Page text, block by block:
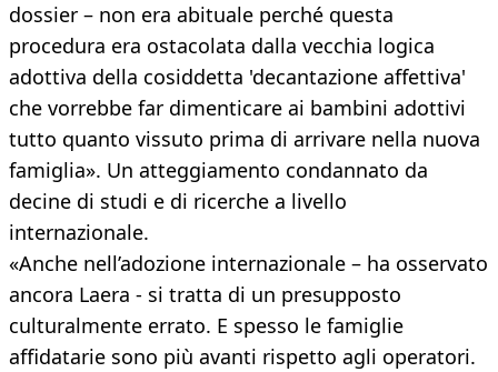
dossier – non era abituale perché questa
procedura era ostacolata dalla vecchia logica
adottiva della cosiddetta 'decantazione affettiva'
che vorrebbe far dimenticare ai bambini adottivi
tutto quanto vissuto prima di arrivare nella nuova
famiglia». Un atteggiamento condannato da
decine di studi e di ricerche a livello
internazionale.
«Anche nell’adozione internazionale – ha osservato
ancora Laera - si tratta di un presupposto
culturalmente errato. E spesso le famiglie
affidatarie sono più avanti rispetto agli operatori.